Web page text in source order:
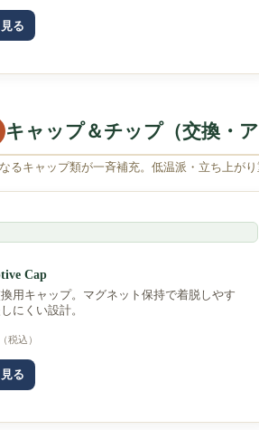
る
キャップ＆チップ（交換・
るキャップ類が一斉補充。低温派・立ち上がり
Cap
用キャップ。マグネット保持で着脱しやす
にくい設計。
（税込）
る